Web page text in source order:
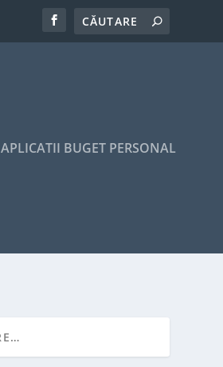
APLICATII BUGET PERSONAL